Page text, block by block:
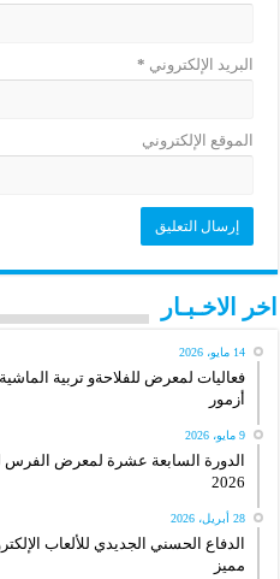
البريد الإلكتروني *
الموقع الإلكتروني
اخر الاخـبـار
14 مايو، 2026
فعاليات لمعرض للفلاحةو تربية
أزمور
9 مايو، 2026
2026
28 أبريل، 2026
الدفاع الحسني الجديدي للألعاب
مميز